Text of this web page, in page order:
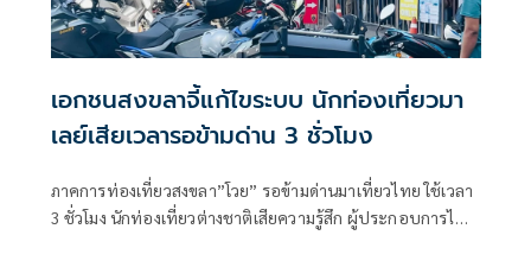
เอกชนสงขลาจี้แก้ไขระบบ นักท่องเที่ยวมา
เลย์เสียเวลารอข้ามด่าน 3 ชั่วโมง
ภาคการท่องเที่ยวสงขลา”โวย” รอข้ามด่านมาเที่ยวไทย ใช้เวลา
3 ชั่วโมง นักท่องเที่ยวต่างชาติเสียความรู้สึก ผู้ประกอบการไทย